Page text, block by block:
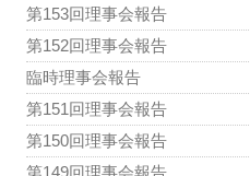
第153回理事会報告
第152回理事会報告
臨時理事会報告
第151回理事会報告
第150回理事会報告
第149回理事会報告